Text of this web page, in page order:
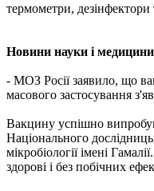
термометри,
Новини науки і медицини
- МОЗ Росії заявило, що
масового застосування
Вакцину успішно
Національного
мікробіології імені
здорові і без побічних